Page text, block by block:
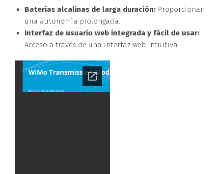
Baterías alcalinas de larga duración: Proporcionan
una autonomía prolongada.
Interfaz de usuario web integrada y fácil de usar:
Acceso a través de una interfaz web intuitiva.